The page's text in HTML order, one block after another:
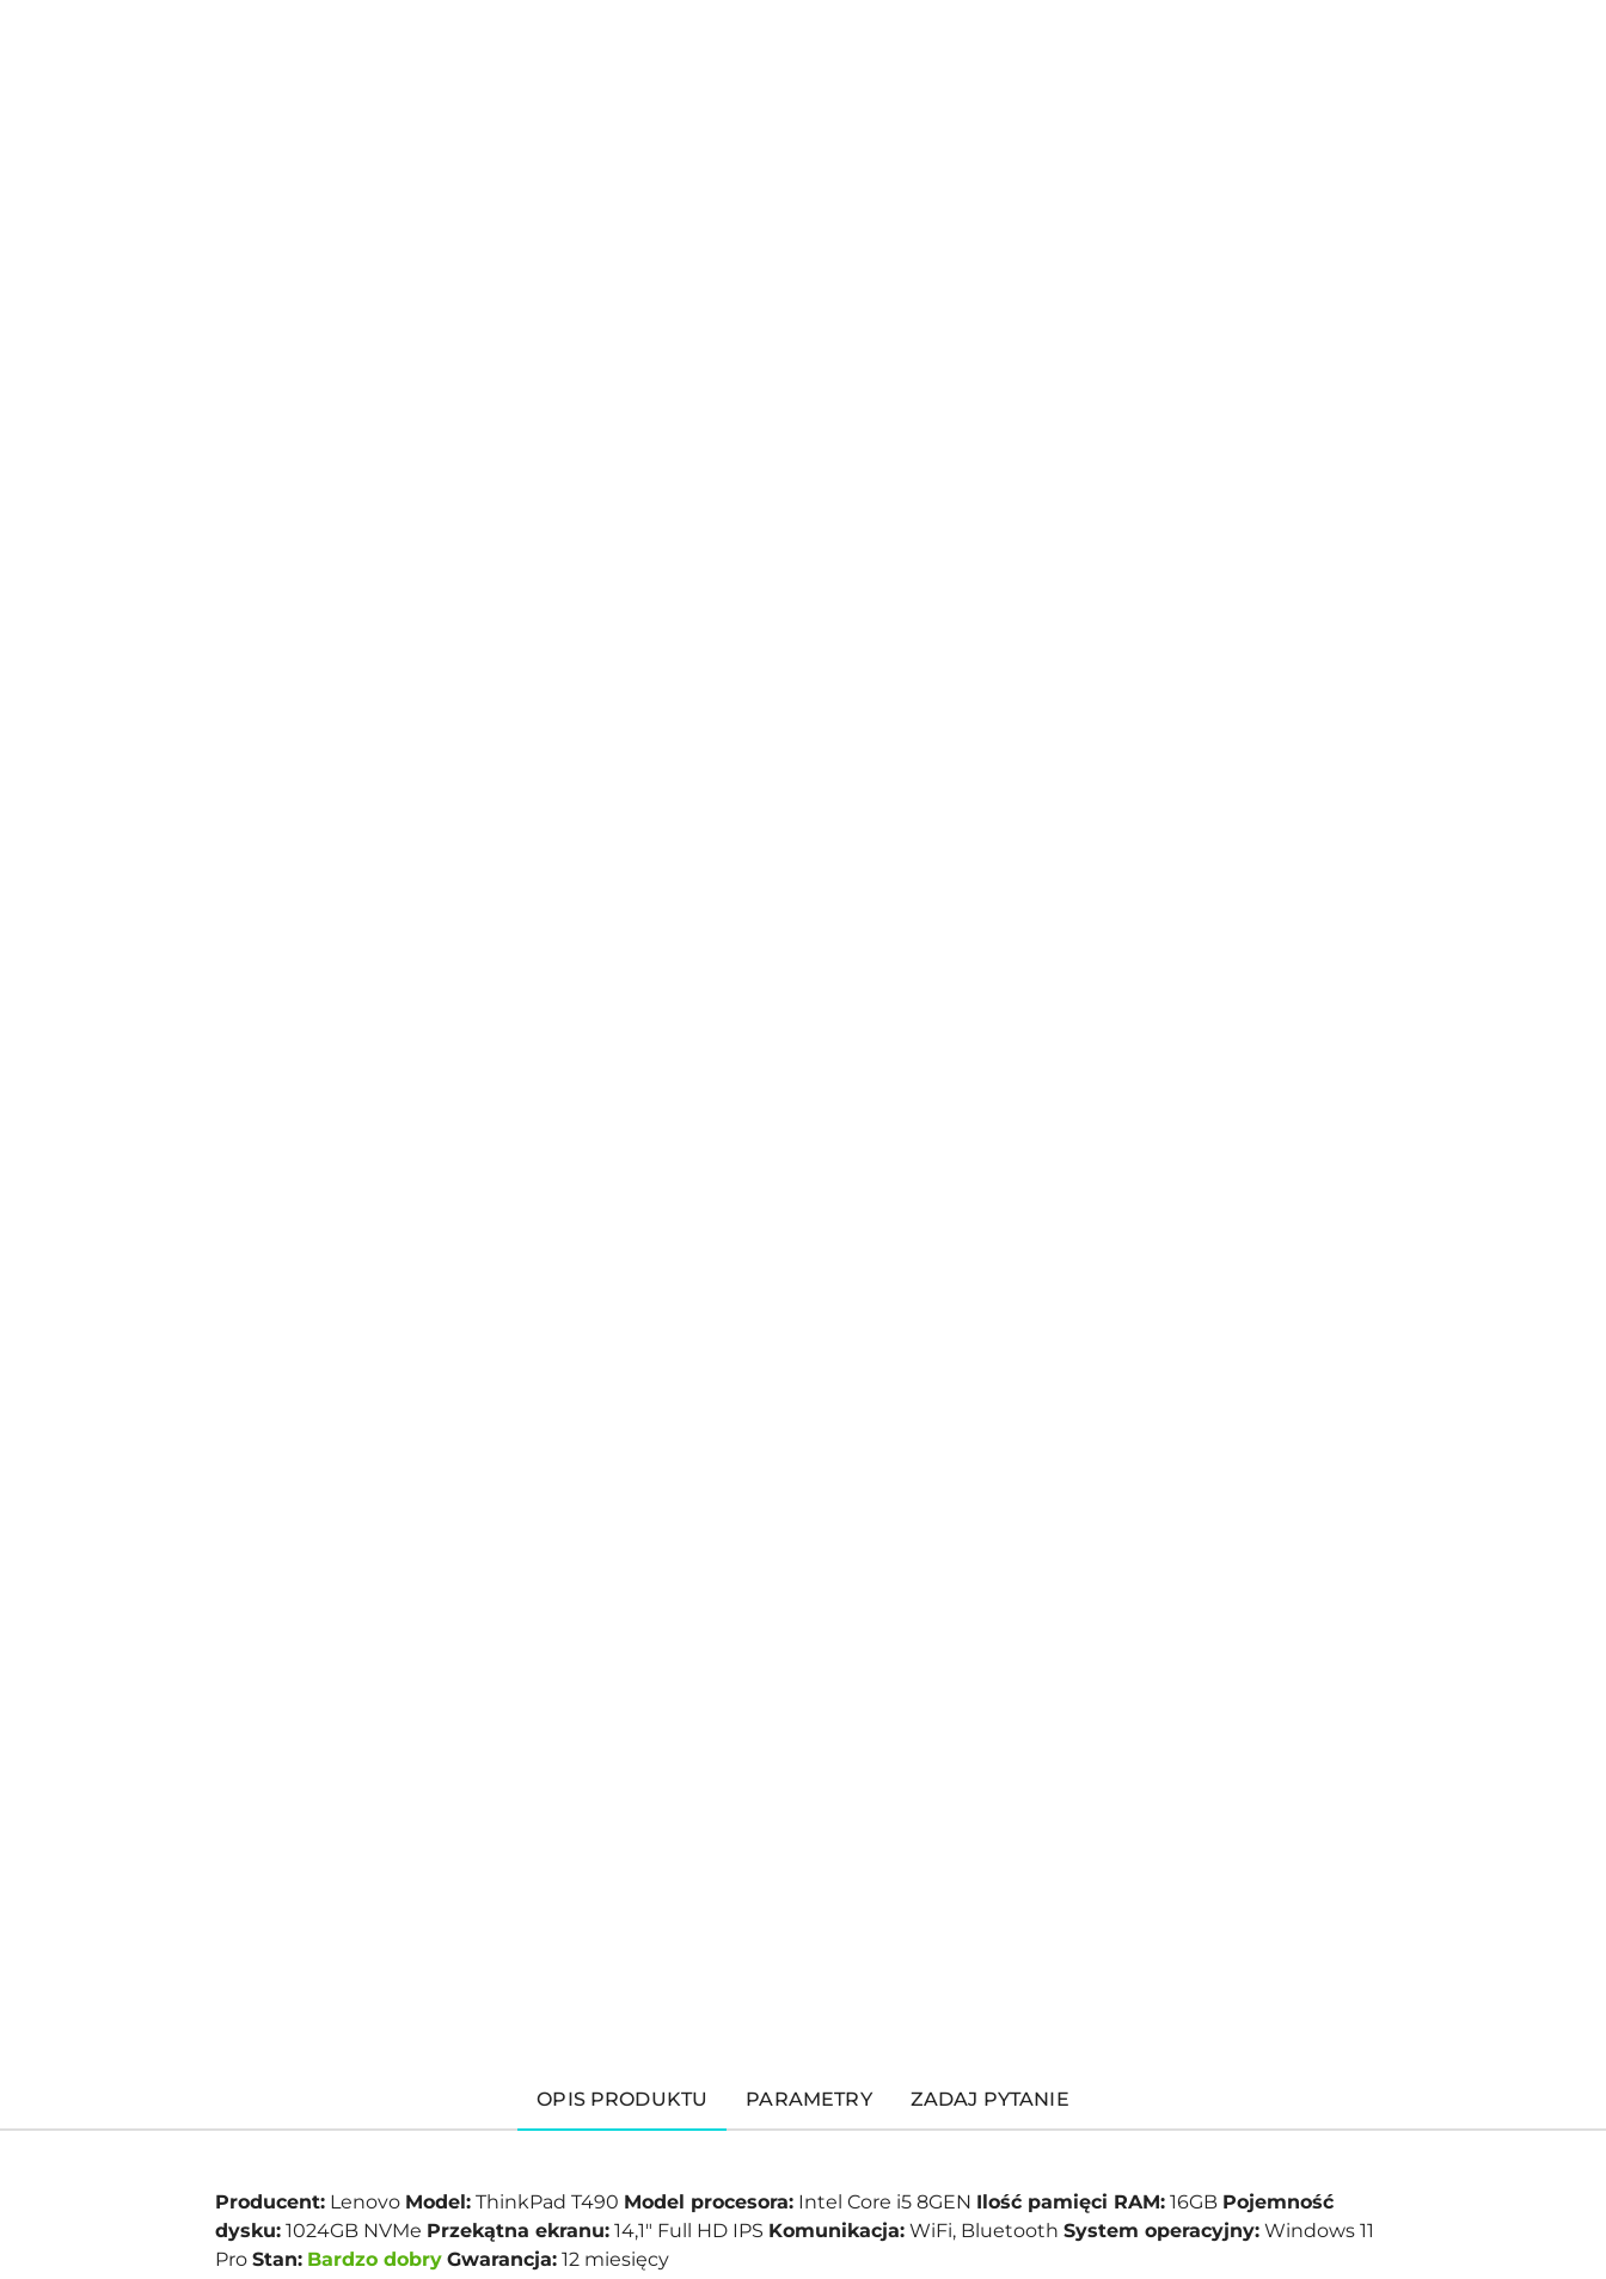
OPIS PRODUKTU PARAMETRY ZADAJ PYTANIE
Producent: Lenovo Model: ThinkPad T490 Model procesora: Intel Core i5 8GEN Ilość pamięci RAM: 16GB Pojemność
dysku: 1024GB NVMe Przekątna ekranu: 14,1" Full HD IPS Komunikacja: WiFi, Bluetooth System operacyjny: Windows 11
Pro Stan: Bardzo dobry Gwarancja: 12 miesięcy